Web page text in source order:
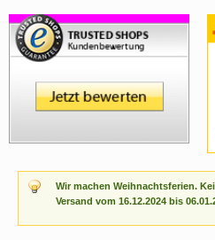
Wir machen Weihnachtsferien.
Versand vom 16.12.2024 bis